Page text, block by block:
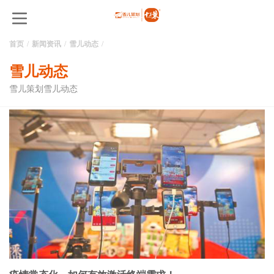
首页 新闻资讯 雪儿动态
雪儿动态
雪儿策划雪儿动态